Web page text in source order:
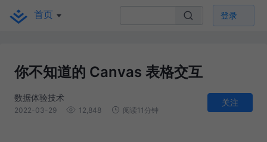
首页 登录
你不知道的 Canvas 表格交互
数据体验技术
2022-03-29 12,848 阅读11分钟
关注